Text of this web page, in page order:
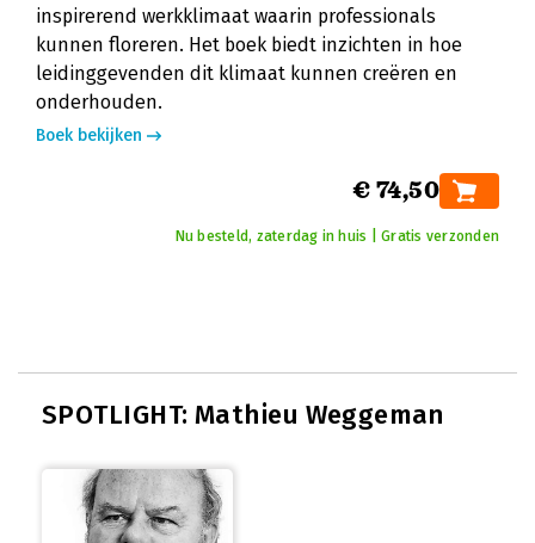
inspirerend werkklimaat waarin professionals
kunnen floreren. Het boek biedt inzichten in hoe
leidinggevenden dit klimaat kunnen creëren en
onderhouden.
Boek bekijken
€ 74,50
Nu besteld, zaterdag in huis | Gratis verzonden
SPOTLIGHT: Mathieu Weggeman